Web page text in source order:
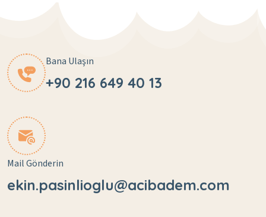
Bana Ulaşın
+90 216 649 40 13
Mail Gönderin
ekin.pasinlioglu@acibadem.com